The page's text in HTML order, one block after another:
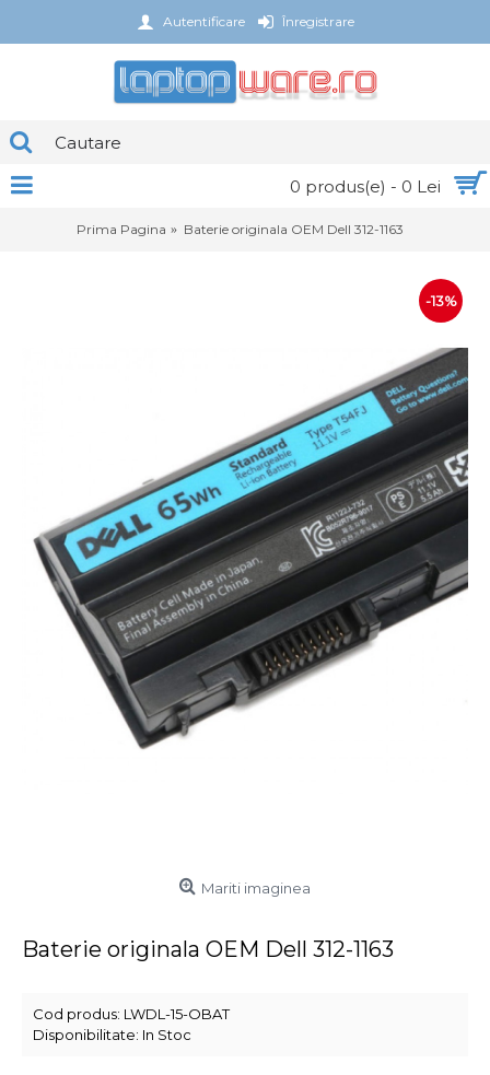
Autentificare Înregistrare
0 produs(e) - 0 Lei
Prima Pagina Baterie originala OEM Dell 312-1163
-13%
Mariti imaginea
Baterie originala OEM Dell 312-1163
Cod produs: LWDL-15-OBAT
Disponibilitate: In Stoc